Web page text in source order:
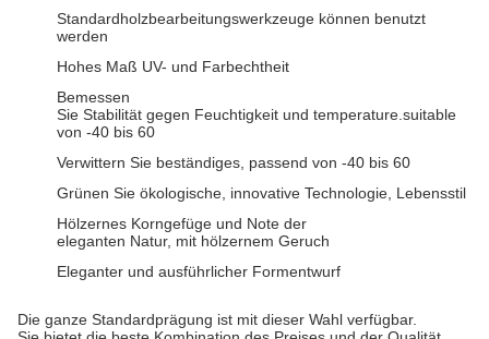
Standardholzbearbeitungswerkzeuge können benutzt
werden
Hohes Maß UV- und Farbechtheit
Bemessen
Sie Stabilität gegen Feuchtigkeit und temperature.suitable
von -40 bis 60
Verwittern Sie beständiges, passend von -40 bis 60
Grünen Sie ökologische, innovative Technologie, Lebensstil
Hölzernes Korngefüge und Note der
eleganten Natur, mit hölzernem Geruch
Eleganter und ausführlicher Formentwurf
Die ganze Standardprägung ist mit dieser Wahl verfügbar.